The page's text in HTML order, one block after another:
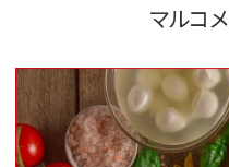
マルコ